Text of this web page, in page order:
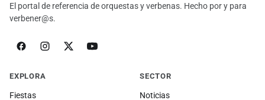
El portal de referencia de orquestas y verbenas. Hecho por y para
verbener@s.
EXPLORA
Fiestas
SECTOR
Noticias